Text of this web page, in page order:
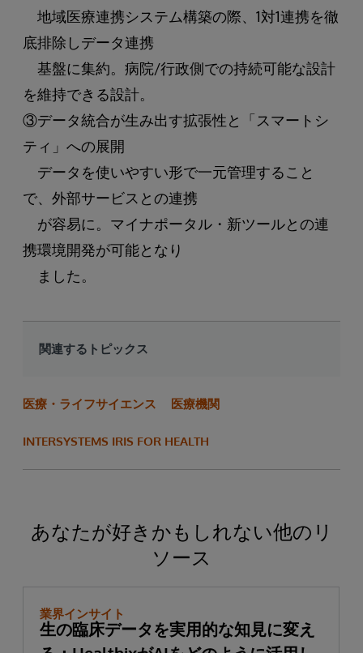
地域医療連携システム構築の際、1対1連携を徹
底排除しデータ連携
基盤に集約。病院/行政側での持続可能な設計
を維持できる設計。
③データ統合が生み出す拡張性と「スマートシ
ティ」への展開
データを使いやすい形で一元管理すること
で、外部サービスとの連携
が容易に。マイナポータル・新ツールとの連
携環境開発が可能となり
ました。
関連するトピックス
医療・ライフサイエンス 医療機関
INTERSYSTEMS IRIS FOR HEALTH
あなたが好きかもしれない他のリ
ソース
業界インサイト
生の臨床データを実用的な知見に変え